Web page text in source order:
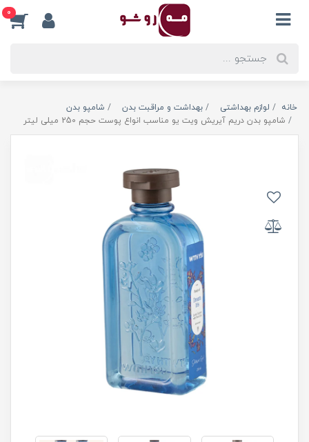
0
خانه لوازم بهداشتی بهداشت و مراقبت بدن
شامپو بدن
شامپو بدن دریم آیریش ویت یو مناسب انواع پوست حجم 250 میلی لیتر